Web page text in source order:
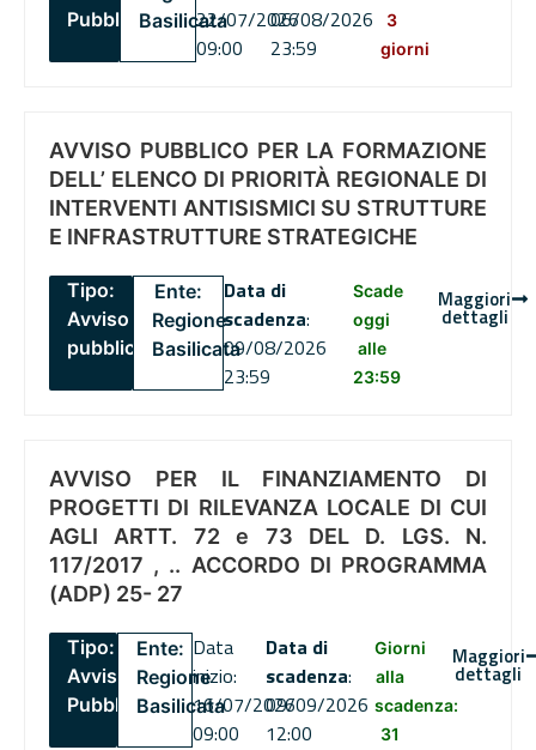
PubblicoBasilicata22/07/2026
09:00
06/08/2026
23:59
3
giorni
AVVISO PUBBLICO PER LA FORMAZIONE
DELL’ ELENCO DI PRIORITÀ REGIONALE DI
INTERVENTI ANTISISMICI SU STRUTTURE
E INFRASTRUTTURE STRATEGICHE
Tipo:
Avviso
pubblico
Ente:
Regione
Basilicata
Data di
scadenza:
09/08/2026
23:59
Scade
oggi
alle
23:59
Maggiori
dettagli
AVVISO PER IL FINANZIAMENTO DI
PROGETTI DI RILEVANZA LOCALE DI CUI
AGLI ARTT. 72 e 73 DEL D. LGS. N.
117/2017 , .. ACCORDO DI PROGRAMMA
(ADP) 25- 27
Tipo:
Avviso
Pubblico
Ente:
Regione
Basilicata
Data
inizio:
16/07/2026
09:00
Data di
scadenza:
09/09/2026
12:00
Giorni
alla
scadenza:
31
Maggiori
dettagli